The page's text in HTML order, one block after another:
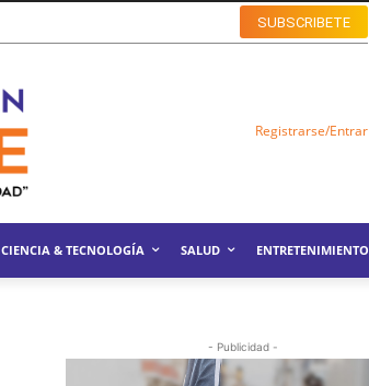
SUBSCRIBETE
Registrarse/Entrar
CIENCIA & TECNOLOGÍA SALUD ENTRETENIMIENTO
- Publicidad -